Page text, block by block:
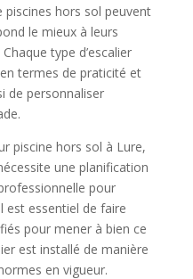
piscines hors sol peuvent
le mieux à leurs
type d’escalier
termes de praticité et
de personnaliser
piscine hors sol à Lure,
une planification
pour
est essentiel de faire
pour mener à bien ce
est installé de manière
en vigueur.